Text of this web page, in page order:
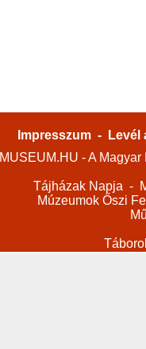
Impresszum -
Levél
MUSEUM.HU - A
Tájházak Napja -
Múzeumok Őszi